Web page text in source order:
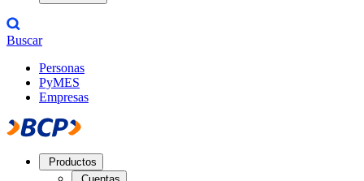
Buscar
Personas
PyMES
Empresas
Productos